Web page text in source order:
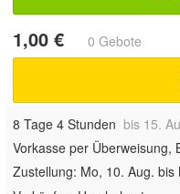
1,00 €
0 Gebote
8 Tage 4 Stunden bis 15.
Vorkasse per Überweisung,
Zustellung: Mo, 10. Aug. bis